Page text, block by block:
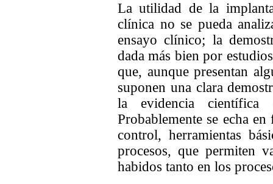
La utilidad de la
clínica no se pueda
ensayo clínico; la
dada más bien por
que, aunque presentan
suponen una clara
la evidencia
Probablemente se echa
control, herramientas
procesos, que permiten
habidos tanto en los